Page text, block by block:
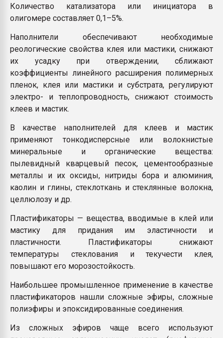
Количество катализатора или инициатора в
олигомере составляет 0,1–5%.
Наполнители обеспечивают необходимые
реологические свойства клея или мастики, снижают
их усадку при отверждении, сближают
коэффициенты линейного расширения полимерных
пленок, клея или мастики и субстрата, регулируют
электро- и теплопроводность, снижают стоимость
клеев и мастик.
В качестве наполнителей для клеев и мастик
применяют тонкодисперсные или волокнистые
минеральные и органические вещества:
пылевидный кварцевый песок, цементообразные
металлы и их оксиды, нитриды бора и алюминия,
каолин и глины, стеклоткань и стеклянные волокна,
целлюлозу и др.
Пластификаторы — вещества, вводимые в клей или
мастику для придания им эластичности и
пластичности. Пластификаторы снижают
температуры стеклования и текучести клея,
повышают его морозостойкость.
Наибольшее промышленное применение в качестве
пластификаторов нашли сложные эфиры, сложные
полиэфиры и эпоксидированные соединения.
Из сложных эфиров чаще всего используют